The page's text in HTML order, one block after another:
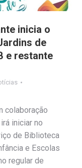
inicia o
de
e restante
colaboração
iniciar no
de Biblioteca
e Escolas
regular de